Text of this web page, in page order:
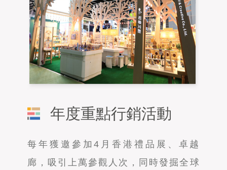
年度重點行銷活動
每年獲邀參加4月香港禮品展、卓越
廊，吸引上萬參觀人次，同時發掘全球